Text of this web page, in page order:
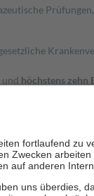
und höchstens zehn
fallen